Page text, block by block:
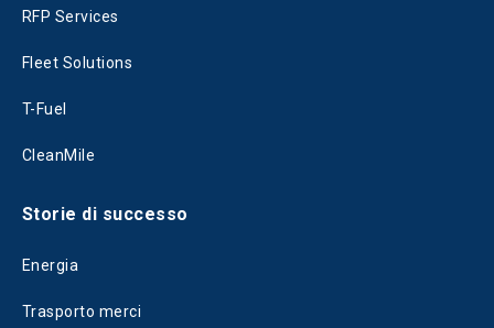
RFP Services
Fleet Solutions
T-Fuel
CleanMile
Storie di successo
Energia
Trasporto merci